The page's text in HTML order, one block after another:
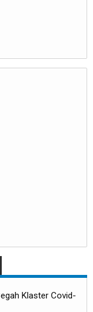
Klaster Covid-